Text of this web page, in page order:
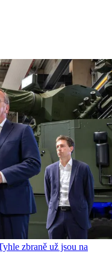
zbraně už jsou na